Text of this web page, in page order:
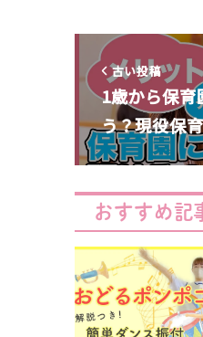
古い投稿
1歳から保育
う？現役保
おすすめ記